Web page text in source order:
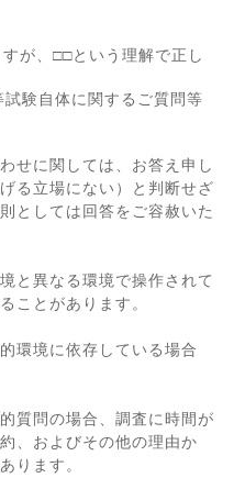
が、□□という理解で正し
試験自体に関するご質問等
せに関しては、お答え申し
る立場にない）と判断せざ
としては回答をご容赦いた
と異なる環境で操作されて
ことがあります。
環境に依存している場合
質問の場合、調査に時間が
、およびその他の理由か
ります。